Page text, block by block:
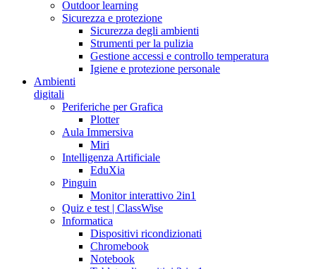
Outdoor learning
Sicurezza e protezione
Sicurezza degli ambienti
Strumenti per la pulizia
Gestione accessi e controllo temperatura
Igiene e protezione personale
Ambienti
digitali
Periferiche per Grafica
Plotter
Aula Immersiva
Miri
Intelligenza Artificiale
EduXia
Pinguin
Monitor interattivo 2in1
Quiz e test | ClassWise
Informatica
Dispositivi ricondizionati
Chromebook
Notebook